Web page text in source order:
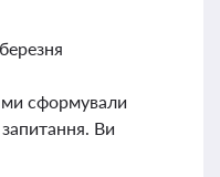
ми сформували
запитання. Ви